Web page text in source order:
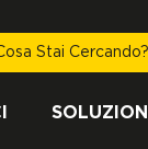
SOLUZIONI
Stai Cercando?